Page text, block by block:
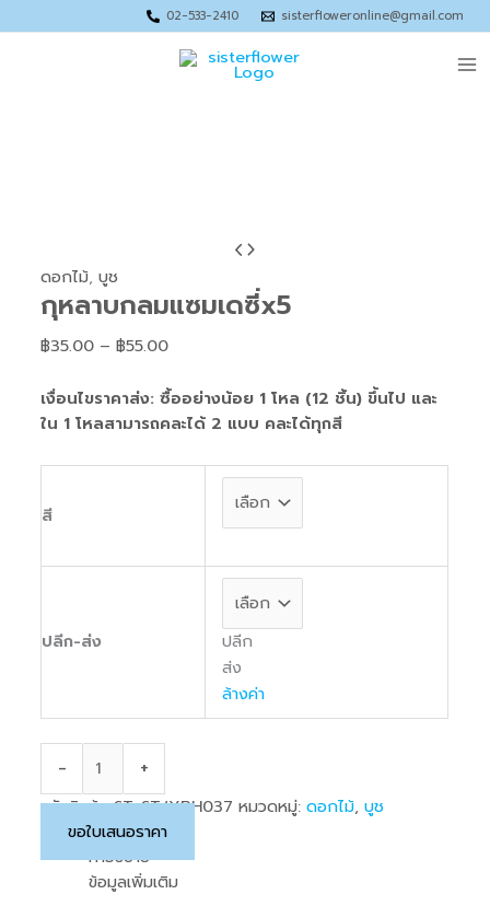
to
02-533-2410 sisterfloweronline@gmail.com
ดอกไม้,บูช
กุหลาบกลมแซมเดซี่x5
฿35.00 – ฿55.00
฿35.00
฿55.00
เงื่อนไขราคาส่ง: ซื้ออย่างน้อย 1 โหล (12 ชิ้น) ขึ้นไป และ
ใน 1 โหลสามารถคละได้ 2 แบบ คละได้ทุกสี
สี
ปลีก-ส่ง
ปลีก
ส่ง
ล้างค่า
-
กุหลาบ
กลม
แซม
เด
ชิ้น
+
รหัสสินค้า:ST-ST/XBH037 หมวดหมู่:ดอกไม้,บูช
ขอใบเสนอราคา
คำอธิบาย
ข้อมูลเพิ่มเติม
Price
range:
฿92.00
through
Price
range:
฿89.00
through
Price
range:
฿40.00
through
Price
range:
฿37.00
through